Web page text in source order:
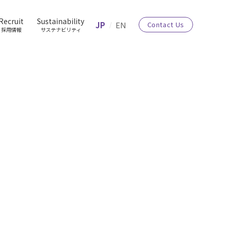
採用情報
Sustainability
サステナビリティ JP EN Contact Us